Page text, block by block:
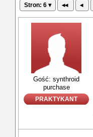
Stron: 6 ▾ ◂◂ ◂
Gość: synthroid
purchase
PRAKTYKANT